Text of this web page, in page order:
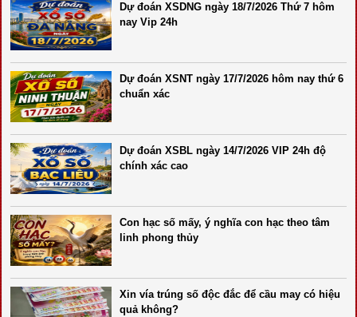
Dự đoán XSDNG ngày 18/7/2026 Thứ 7 hôm
nay Vip 24h
Dự đoán XSNT ngày 17/7/2026 hôm nay thứ 6
chuẩn xác
Dự đoán XSBL ngày 14/7/2026 VIP 24h độ
chính xác cao
Con hạc số mấy, ý nghĩa con hạc theo tâm
linh phong thủy
Xin vía trúng số độc đắc để cầu may có hiệu
quả không?